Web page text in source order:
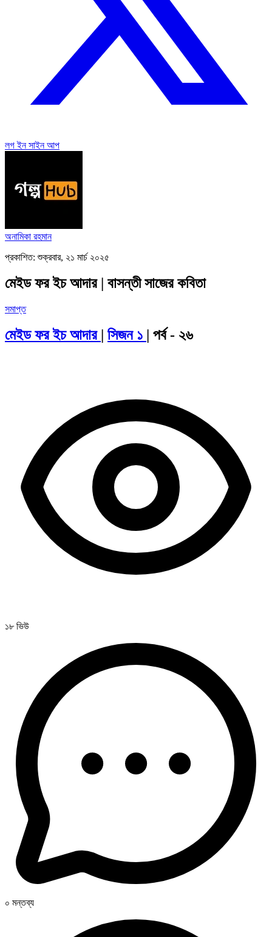
লগ ইনসাইন আপ
অনামিকা রহমান
প্রকাশিত: শুক্রবার, ২১ মার্চ ২০২৫
মেইড ফর ইচ আদার | বাসন্তী সাজের কবিতা
সমাপ্ত
মেইড ফর ইচ আদার | সিজন ১ | পর্ব - ২৬
১৮ ভিউ
০ মন্তব্য